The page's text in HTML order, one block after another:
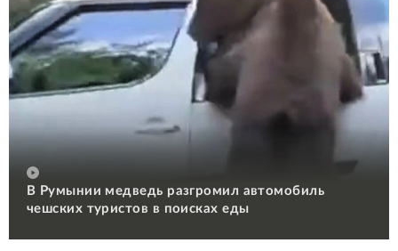
В Румынии медведь разгромил автомобиль
чешских туристов в поисках еды